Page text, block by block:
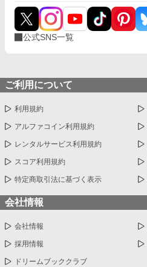
公式SNS一覧
ご利用について
利用規約
アルファコイン利用規約
レンタルサービス利用規約
スコア利用規約
特定商取引法に基づく表示
会社情報
会社情報
採用情報
ドリームブッククラブ